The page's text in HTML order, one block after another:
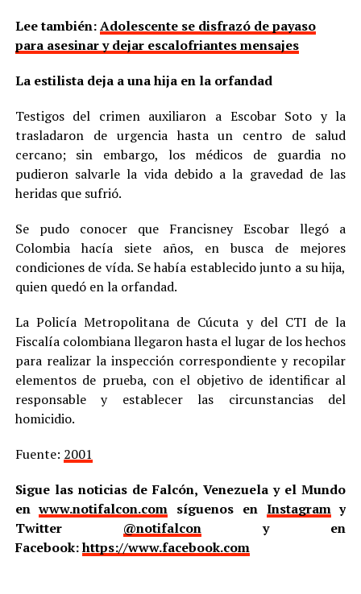
Lee también:Adolescente se disfrazó de payaso
para asesinar y dejar escalofriantes mensajes
La estilista deja a una hija en la orfandad
Testigos del crimen auxiliaron a Escobar Soto y la
trasladaron de urgencia hasta un centro de salud
cercano; sin embargo, los médicos de guardia no
pudieron salvarle la vida debido a la gravedad de las
heridas que sufrió.
Se pudo conocer que Francisney Escobar llegó a
Colombia hacía siete años, en busca de mejores
condiciones de vída. Se había establecido junto a su hija,
quien quedó en la orfandad.
La Policía Metropolitana de Cúcuta y del CTI de la
Fiscalía colombiana llegaron hasta el lugar de los hechos
para realizar la inspección correspondiente y recopilar
elementos de prueba, con el objetivo de identificar al
responsable y establecer las circunstancias del
homicidio.
Fuente: 2001
Sigue las noticias de Falcón, Venezuela y el Mundo
enwww.notifalcon.com síguenos en Instagramy
Twitter @notifalcony en
Facebook:https://www.facebook.com